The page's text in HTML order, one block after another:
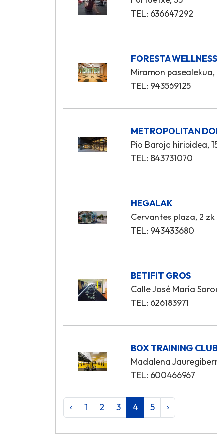
TEL: 636647292
FORESTA
Miramon pasealekua,
TEL: 943569125
METROPOLITAN
Pio Baroja hiribidea,
TEL: 843731070
HEGALAK
Cervantes plaza, 2 zk
TEL: 943433680
BETIFIT GROS
Calle José María
TEL: 626183971
BOX TRAINING CLUB
Madalena
TEL: 600466967
‹ 1 2 3 4 5 ›